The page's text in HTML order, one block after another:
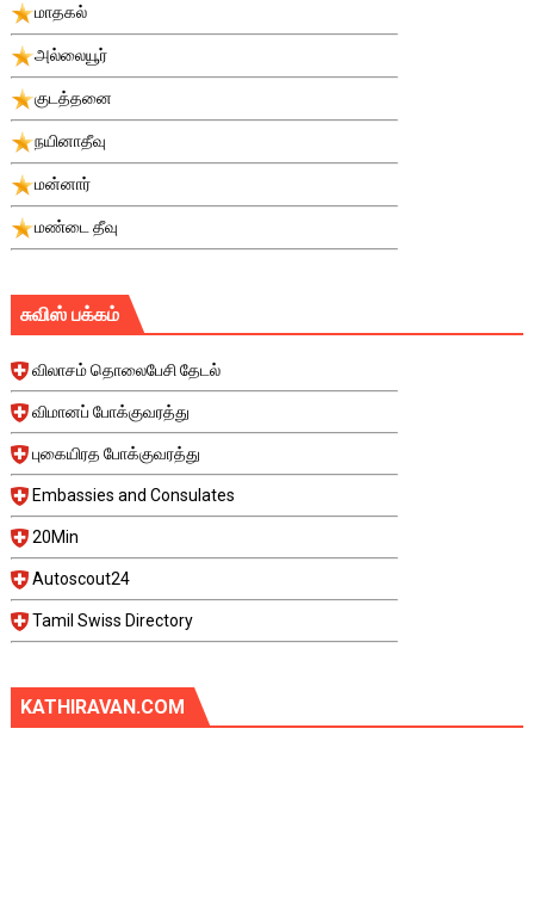
மாதகல்
அல்லையூர்
குடத்தனை
நயினாதீவு
மன்னார்
மண்டை தீவு
சுவிஸ் பக்கம்
விலாசம் தொலைபேசி தேடல்
விமானப் போக்குவரத்து
புகையிரத போக்குவரத்து
Embassies and Consulates
20Min
Autoscout24
Tamil Swiss Directory
KATHIRAVAN.COM